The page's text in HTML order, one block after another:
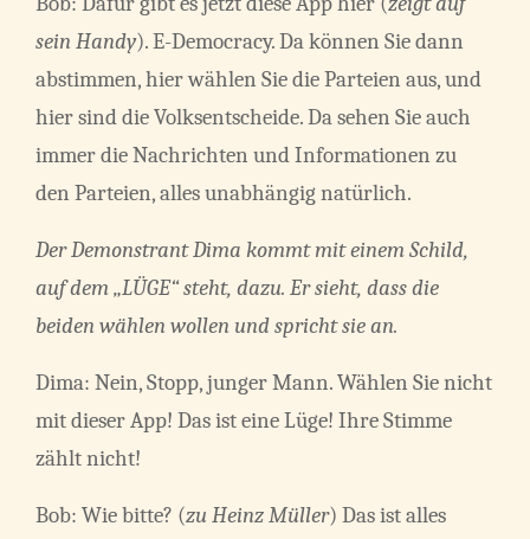
sein Handy). E-Democracy. Da können Sie dann
abstimmen, hier wählen Sie die Parteien aus, und
hier sind die Volksentscheide. Da sehen Sie auch
immer die Nachrichten und Informationen zu
den Parteien, alles unabhängig natürlich.
Der Demonstrant Dima kommt mit einem Schild,
auf dem „LÜGE“ steht, dazu. Er sieht, dass die
beiden wählen wollen und spricht sie an.
Dima: Nein, Stopp, junger Mann. Wählen Sie nicht
mit dieser App! Das ist eine Lüge! Ihre Stimme
zählt nicht!
Bob: Wie bitte? (zu Heinz Müller) Das ist alles